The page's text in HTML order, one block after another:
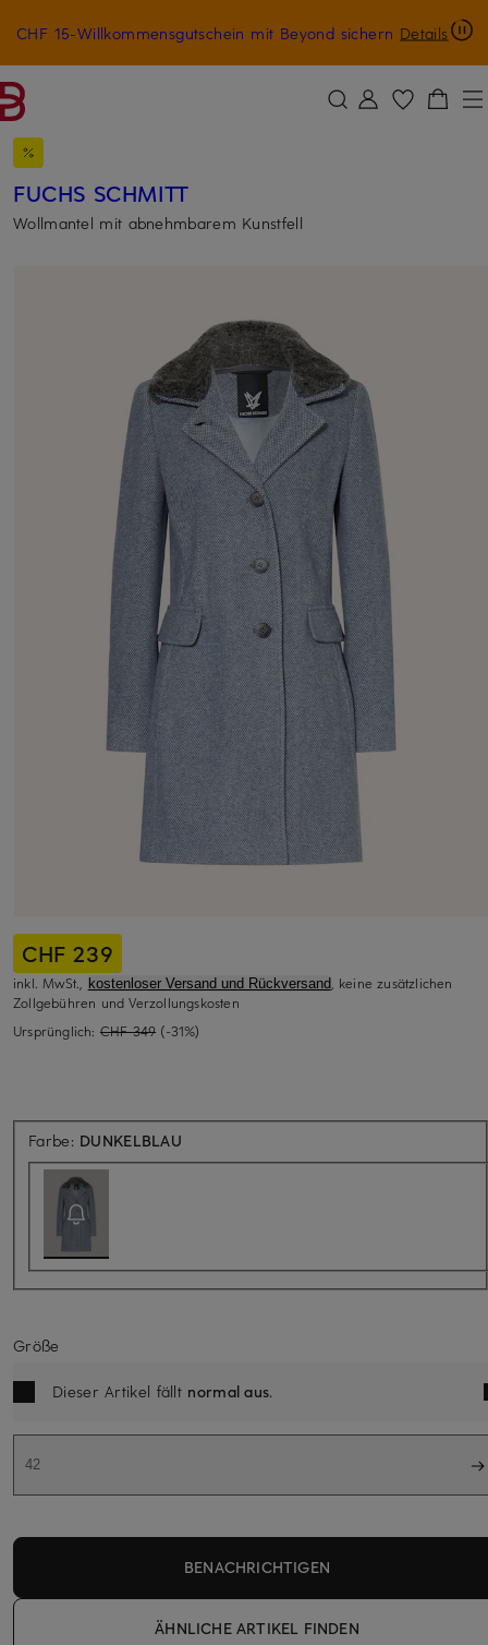
ZUM HAUPTINHALT ÜBERSPRINGEN ZUM SUCHFELD ÜBERSPRINGEN
CHF 15-Willkommensgutschein mit Beyond sichern Details
FUCHS SCHMITT
Wollmantel mit abnehmbarem Kunstfell
CHF 239
inkl. MwSt., kostenloser Versand und Rückversand, keine zusätzlichen
Zollgebühren und Verzollungskosten
Ursprünglich: CHF 349 (-31%)
Farbe: DUNKELBLAU
Größe
Dieser Artikel fällt normal aus.
42
BENACHRICHTIGEN
ÄHNLICHE ARTIKEL FINDEN